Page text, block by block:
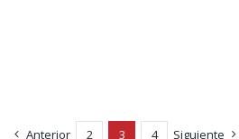
Anterior 2 3 4 Siguiente